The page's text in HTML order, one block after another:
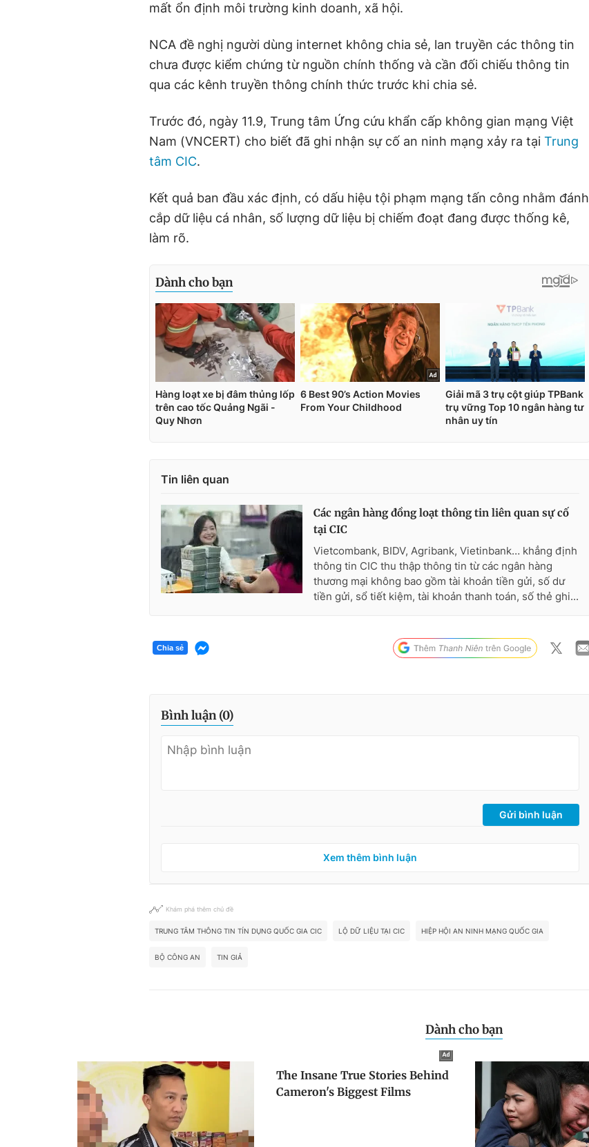
mất ổn định môi trường kinh doanh, xã hội.
NCA đề nghị người dùng internet không chia sẻ, lan truyền các thông tin
chưa được kiểm chứng từ nguồn chính thống và cần đối chiếu thông tin
qua các kênh truyền thông chính thức trước khi chia sẻ.
Trước đó, ngày 11.9, Trung tâm Ứng cứu khẩn cấp không gian mạng Việt
Nam (VNCERT) cho biết đã ghi nhận sự cố an ninh mạng xảy ra tại Trung
tâm CIC.
Kết quả ban đầu xác định, có dấu hiệu tội phạm mạng tấn công nhằm đánh
cắp dữ liệu cá nhân, số lượng dữ liệu bị chiếm đoạt đang được thống kê,
làm rõ.
Tin liên quan
Các ngân hàng đồng loạt thông tin liên quan sự cố
tại CIC
Vietcombank, BIDV, Agribank, Vietinbank… khẳng định
thông tin CIC thu thập thông tin từ các ngân hàng
thương mại không bao gồm tài khoản tiền gửi, số dư
tiền gửi, sổ tiết kiệm, tài khoản thanh toán, số thẻ ghi...
Chia sẻ
Bình luận (0)
Gửi bình luận
Xem thêm bình luận
Khám phá thêm chủ đề
TRUNG TÂM THÔNG TIN TÍN DỤNG QUỐC GIA CIC LỘ DỮ LIỆU TẠI CIC HIỆP HỘI AN NINH MẠNG QUỐC GIA
BỘ CÔNG AN TIN GIẢ